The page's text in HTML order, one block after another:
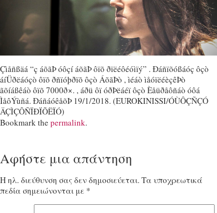
Çìåñßäá “ç áõãÞ óôçí áõãÞ ôïõ ðïëéôéóìïý” . Ðáñïõóßáóç ôçò
áíÜðëáóçò ôïõ ðñïóþðïõ ôçò ÁõãÞò , ìéáò ìåóïëéèçêÞò
ãõíáßêáò ôïõ 7000ð×. , áðü ôï óðÞëáéï ôçò Èåüðåôñáò óôá
ÌåôÝùñá. ÐáñáóêåõÞ 19/1/2018. (EUROKINISSI/ÓÙÔÇÑÇÓ
ÄÇÌÇÔÑÏÐÏÕËÏÓ)
Bookmark the permalink.
Αφήστε μια απάντηση
Η ηλ. διεύθυνση σας δεν δημοσιεύεται. Τα υποχρεωτικά
πεδία σημειώνονται με *